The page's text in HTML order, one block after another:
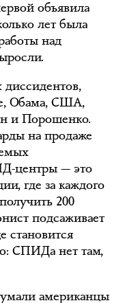
объявила
лет была
над
Обама, США,
и Порошенко.
на продаже
центры — это
где за каждого
200
подсаживает
становится
СПИДа нет там,
американцы